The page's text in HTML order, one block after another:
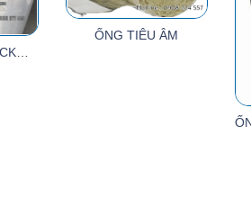
ỐNG TIÊU ÂM